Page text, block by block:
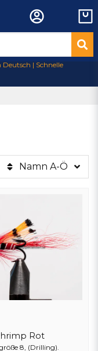
| Schnelle
Namn A-Ö
Rot
8, (Drilling).